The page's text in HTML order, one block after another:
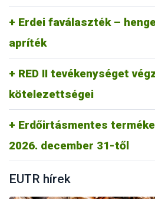
Erdei faválaszték –
apríték
RED II tevékenységet
kötelezettségei
Erdőirtásmentes
2026. december 31-től
https://portal.nebih.gov.hu/eudr
EUTR hírek